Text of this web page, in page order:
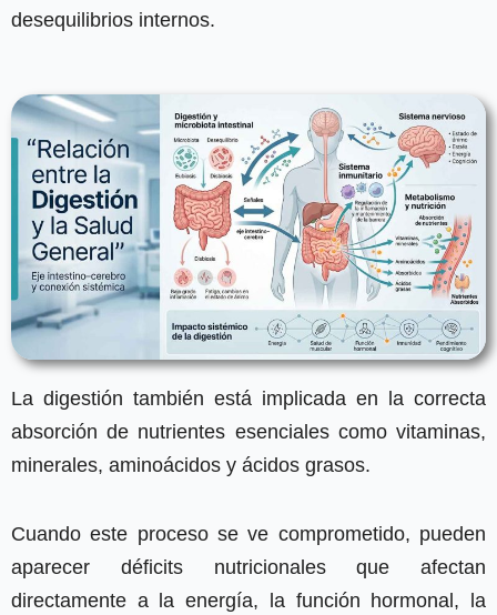
desequilibrios internos.
La digestión también está implicada en la correcta
absorción de nutrientes esenciales como vitaminas,
minerales, aminoácidos y ácidos grasos.
Cuando este proceso se ve comprometido, pueden
aparecer déficits nutricionales que afectan
directamente a la energía, la función hormonal, la